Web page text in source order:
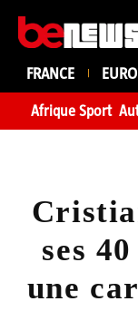
FRANCE
Afrique Sport
ses
une